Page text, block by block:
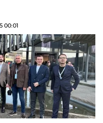
00:01